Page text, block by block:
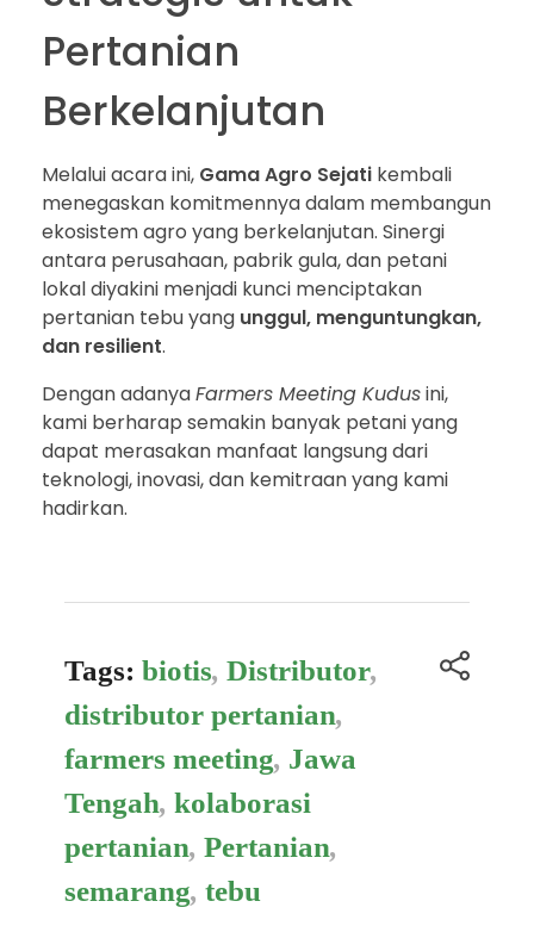
Pertanian
Berkelanjutan
Melalui acara ini, Gama Agro Sejati kembali
menegaskan komitmennya dalam membangun
ekosistem agro yang berkelanjutan. Sinergi
antara perusahaan, pabrik gula, dan petani
lokal diyakini menjadi kunci menciptakan
pertanian tebu yang unggul, menguntungkan,
dan resilient.
Dengan adanyaFarmers Meeting Kudusini,
kami berharap semakin banyak petani yang
dapat merasakan manfaat langsung dari
teknologi, inovasi, dan kemitraan yang kami
hadirkan.
Tags: biotis, Distributor,
distributor pertanian,
farmers meeting, Jawa
Tengah, kolaborasi
pertanian, Pertanian,
semarang, tebu